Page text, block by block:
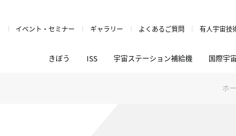
イベント・セミナー ギャラリー よくあるご質問 有人宇宙技
きぼう ISS 宇宙ステーション補給機 国際宇
ホ